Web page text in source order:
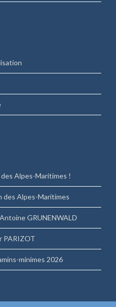
Alpes-Maritimes !
des Alpes-Maritimes
GRUNENWALD
PARIZOT
minimes 2026